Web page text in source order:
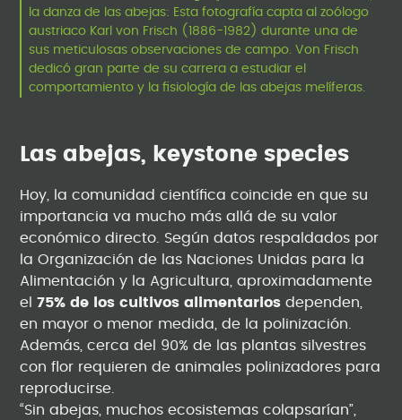
la danza de las abejas: Esta fotografía capta al zoólogo
austriaco Karl von Frisch (1886-1982) durante una de
sus meticulosas observaciones de campo. Von Frisch
dedicó gran parte de su carrera a estudiar el
comportamiento y la fisiología de las abejas melíferas.
Las abejas, keystone species
Hoy, la comunidad científica coincide en que su
importancia va mucho más allá de su valor
económico directo. Según datos respaldados por
la Organización de las Naciones Unidas para la
Alimentación y la Agricultura, aproximadamente
el75% de los cultivos alimentarios dependen,
en mayor o menor medida, de la polinización.
Además, cerca del 90% de las plantas silvestres
con flor requieren de animales polinizadores para
reproducirse.
“Sin abejas, muchos ecosistemas colapsarían”,